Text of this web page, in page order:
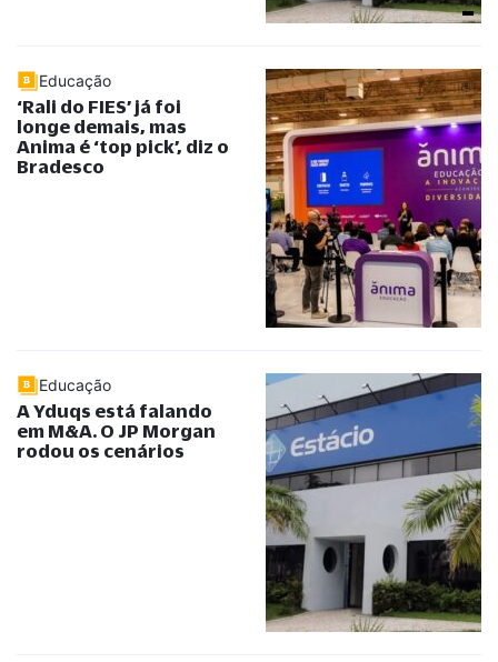
Educação
‘Rali do FIES’ já foi
longe demais, mas
Anima é ‘top pick’, diz o
Bradesco
Educação
A Yduqs está falando
em M&A. O JP Morgan
rodou os cenários